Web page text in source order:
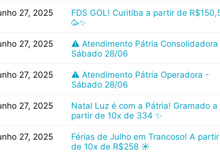
27, 2025
FDS GOL! Curitiba a partir de
🥳✨
27, 2025
⚠ Atendimento Pátria
Sábado 28/06
27, 2025
⚠ Atendimento Pátria Operadora -
Sábado 28/06
27, 2025
Natal Luz é com a Pátria! Gramado a
partir de 10x de 334 ✨
27, 2025
Férias de Julho em Trancoso! A partir
de 10x de R$258 ☀